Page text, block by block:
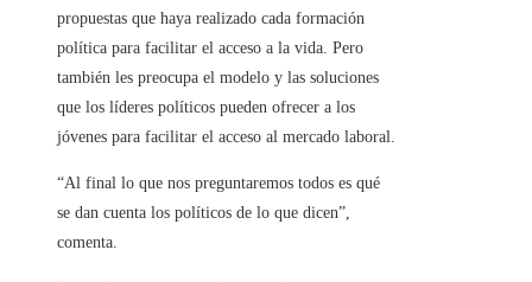
propuestas que haya realizado cada formación
política para facilitar el acceso a la vida. Pero
también les preocupa el modelo y las soluciones
que los líderes políticos pueden ofrecer a los
jóvenes para facilitar el acceso al mercado laboral.
“Al final lo que nos preguntaremos todos es qué
se dan cuenta los políticos de lo que dicen”,
comenta.